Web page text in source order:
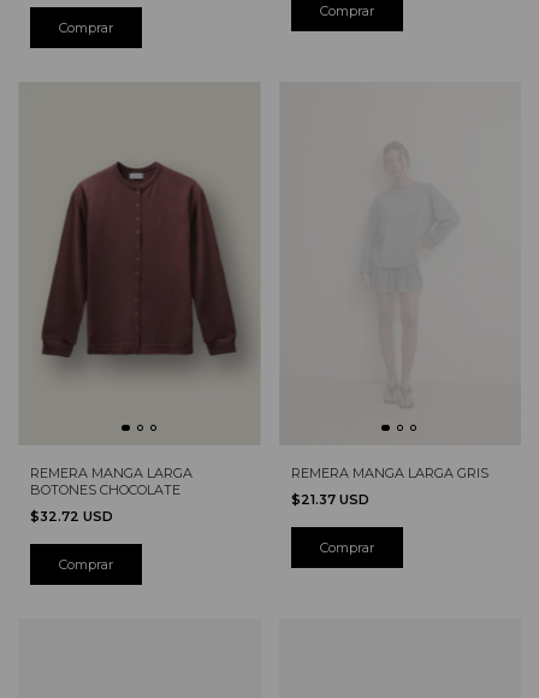
Comprar
REMERA MANGA LARGA
BOTONES CHOCOLATE
$32.72 USD
REMERA MANGA LARGA GRIS
$21.37 USD
Comprar